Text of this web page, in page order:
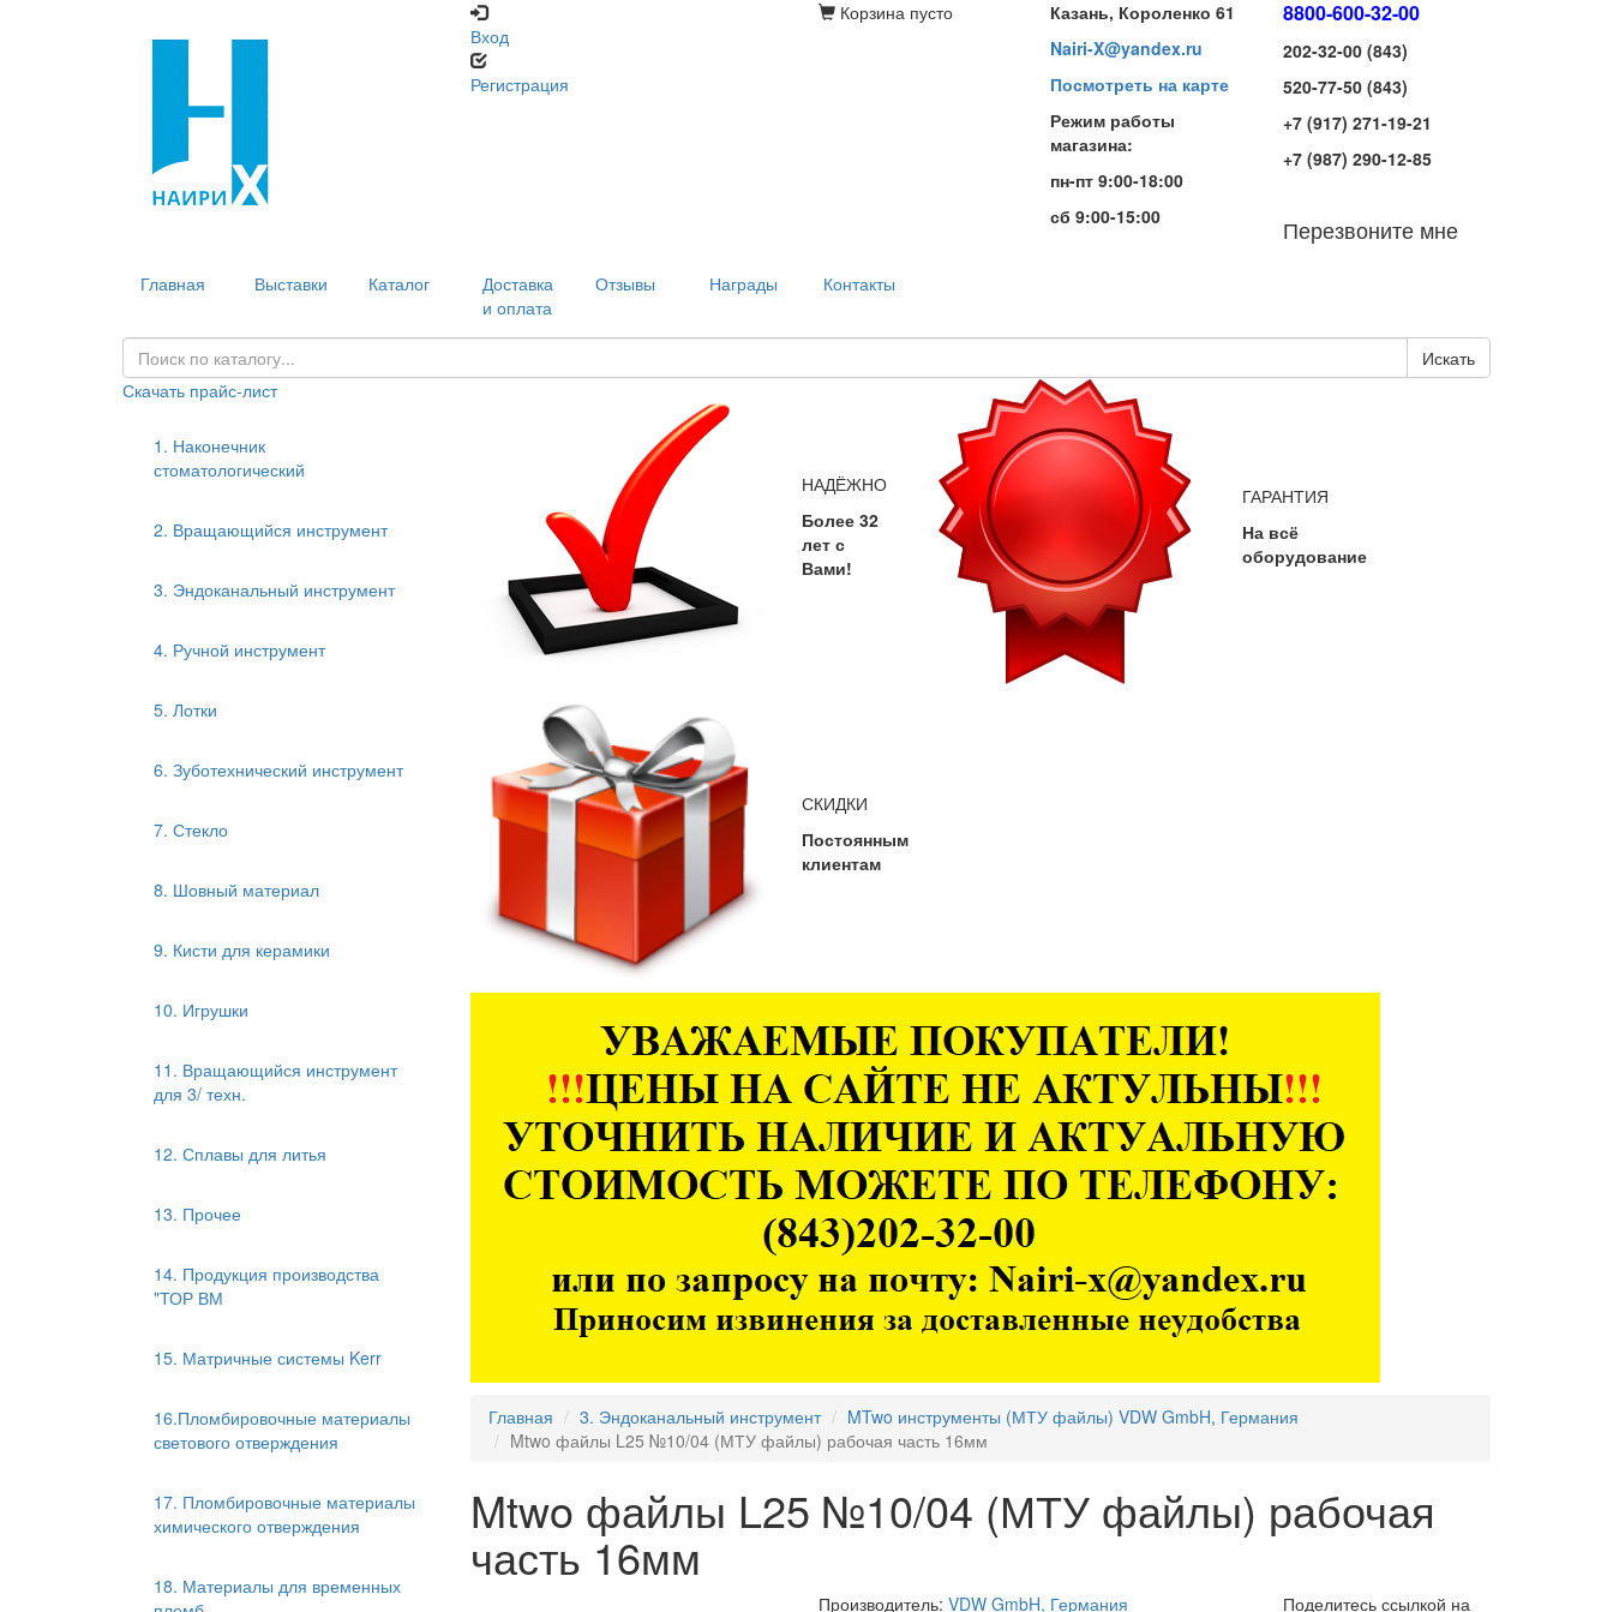
Вход
Регистрация
Корзина пусто
Казань, Короленко 61
Nairi-X@yandex.ru
Посмотреть на карте
Режим работы
магазина:
пн-пт 9:00-18:00
сб 9:00-15:00
8800-600-32-00
202-32-00 (843)
520-77-50 (843)
+7 (917) 271-19-21
+7 (987) 290-12-85
Перезвоните мне
Главная Выставки Каталог
Доставка
и оплата
Отзывы Награды Контакты
Искать
Скачать прайс-лист
1. Наконечник
стоматологический
2. Вращающийся инструмент
3. Эндоканальный инструмент
4. Ручной инструмент
5. Лотки
6. Зуботехнический инструмент
7. Стекло
8. Шовный материал
9. Кисти для керамики
10. Игрушки
11. Вращающийся инструмент
для 3/ техн.
12. Сплавы для литья
13. Прочее
14. Продукция производства
"ТОР ВМ
15. Матричные системы Kerr
16.Пломбировочные материалы
светового отверждения
17. Пломбировочные материалы
химического отверждения
18. Материалы для временных
НАДЁЖНО
Более 32
лет с
Вами!
ГАРАНТИЯ
На всё
оборудование
СКИДКИ
Постоянным
клиентам
Главная 3. Эндоканальный инструмент
MTwo инструменты (МТУ файлы) VDW GmbH, Германия
Mtwo файлы L25 №10/04 (МТУ файлы) рабочая часть 16мм
Mtwo файлы L25 №10/04 (МТУ файлы) рабочая
часть 16мм
Производитель: VDW GmbH, Германия
Поделитесь ссылкой на